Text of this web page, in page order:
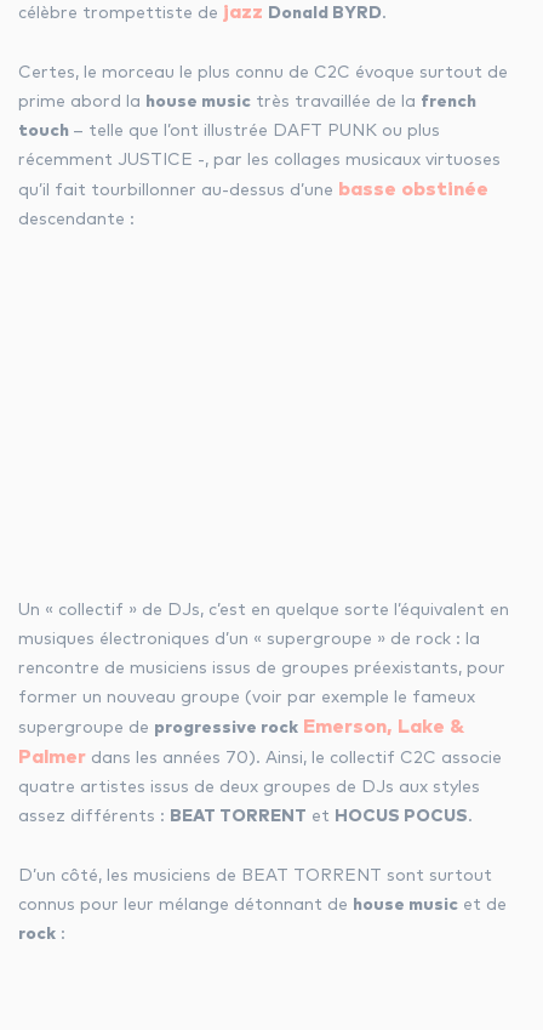
célèbre trompettiste de jazz Donald BYRD.
Certes, le morceau le plus connu de C2C évoque surtout de
prime abord la house music très travaillée de la french
touch – telle que l’ont illustrée DAFT PUNK ou plus
récemment JUSTICE -, par les collages musicaux virtuoses
qu’il fait tourbillonner au-dessus d’une basse obstinée
descendante :
Un « collectif » de DJs, c’est en quelque sorte l’équivalent en
musiques électroniques d’un « supergroupe » de rock : la
rencontre de musiciens issus de groupes préexistants, pour
former un nouveau groupe (voir par exemple le fameux
supergroupe de progressive rock Emerson, Lake &
Palmer dans les années 70). Ainsi, le collectif C2C associe
quatre artistes issus de deux groupes de DJs aux styles
assez différents : BEAT TORRENT et HOCUS POCUS.
D’un côté, les musiciens de BEAT TORRENT sont surtout
connus pour leur mélange détonnant de house music et de
rock :